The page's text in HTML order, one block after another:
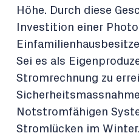
Höhe. Durch diese
Investition einer
Sei es als
Stromrechnung zu
Notstromfähigen
Stromlücken im